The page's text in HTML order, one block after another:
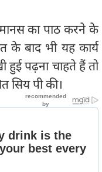
मानस का पाठ करने के
के बाद भी यह कार्य
हुई पढ़ना चाहते हैं तो
सिय पी की।